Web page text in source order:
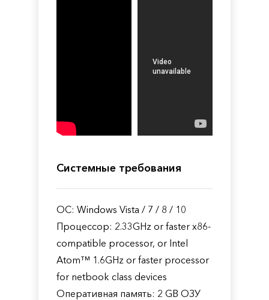
Системные требования
ОС: Windows Vista / 7 / 8 / 10
Процессор: 2.33GHz or faster x86-
compatible processor, or Intel
Atom™ 1.6GHz or faster processor
for netbook class devices
Оперативная память: 2 GB ОЗУ